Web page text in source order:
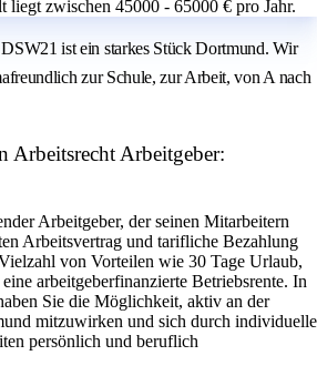
liegt zwischen 45000 - 65000 € pro Jahr.
ist ein starkes Stück Dortmund. Wir
zur Schule, zur Arbeit, von A nach
Arbeitgeber:
Arbeitgeber, der seinen Mitarbeitern
Arbeitsvertrag und tarifliche Bezahlung
von Vorteilen wie 30 Tage Urlaub,
arbeitgeberfinanzierte Betriebsrente. In
Sie die Möglichkeit, aktiv an der
mitzuwirken und sich durch individuelle
persönlich und beruflich